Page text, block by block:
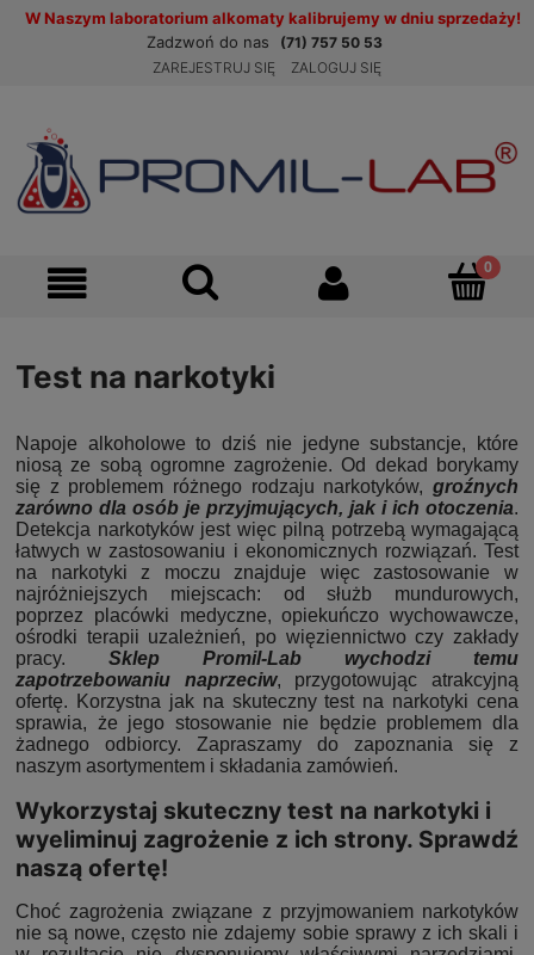
W Naszym laboratorium alkomaty kalibrujemy w dniu sprzedaży!
Zadzwoń do nas
(71) 757 50 53
ZAREJESTRUJ SIĘ
ZALOGUJ SIĘ
Test na narkotyki
Napoje alkoholowe to dziś nie jedyne substancje, które
niosą ze sobą ogromne zagrożenie. Od dekad borykamy
się z problemem różnego rodzaju narkotyków, groźnych
zarówno dla osób je przyjmujących, jak i ich otoczenia.
Detekcja narkotyków jest więc pilną potrzebą wymagającą
łatwych w zastosowaniu i ekonomicznych rozwiązań. Test
na narkotyki z moczu znajduje więc zastosowanie w
najróżniejszych miejscach: od służb mundurowych,
poprzez placówki medyczne, opiekuńczo wychowawcze,
ośrodki terapii uzależnień, po więziennictwo czy zakłady
pracy. Sklep Promil-Lab wychodzi temu
zapotrzebowaniu naprzeciw, przygotowując atrakcyjną
ofertę. Korzystna jak na skuteczny test na narkotyki cena
sprawia, że jego stosowanie nie będzie problemem dla
żadnego odbiorcy. Zapraszamy do zapoznania się z
naszym asortymentem i składania zamówień.
Wykorzystaj skuteczny test na narkotyki i
wyeliminuj zagrożenie z ich strony. Sprawdź
naszą ofertę!
Choć zagrożenia związane z przyjmowaniem narkotyków
nie są nowe, często nie zdajemy sobie sprawy z ich skali i